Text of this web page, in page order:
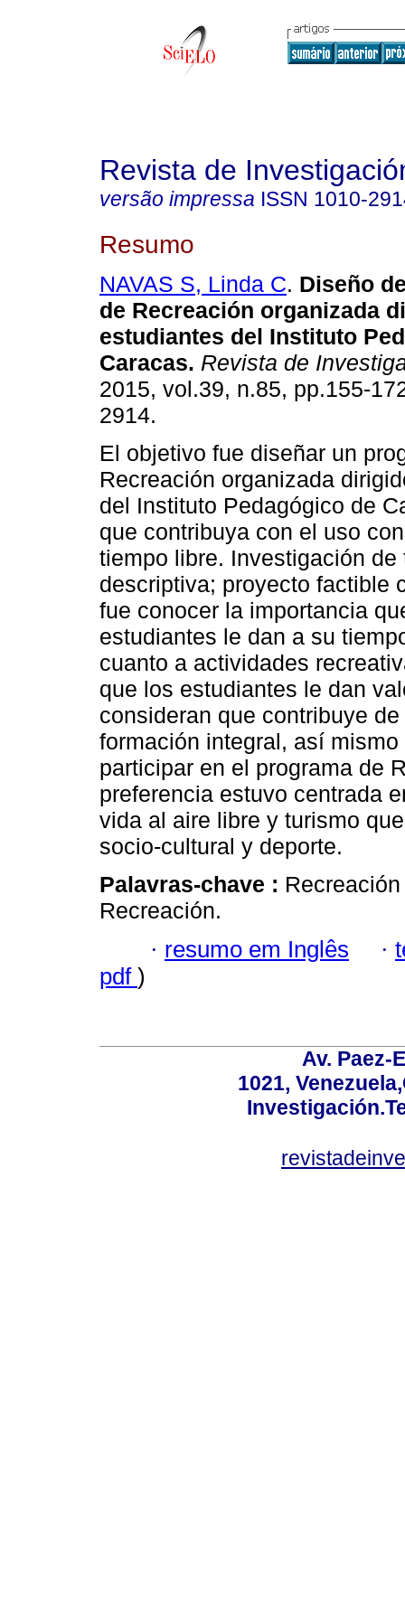
Revista de
versão impressa ISSN 1010-
Resumo
NAVAS S, Linda C. Diseño
de Recreación organizada
estudiantes del Instituto
Caracas. Revista de
2015, vol.39, n.85, pp.155-
2914.
El objetivo fue diseñar un
Recreación organizada
del Instituto Pedagógico de
que contribuya con el uso
tiempo libre. Investigación de
descriptiva; proyecto factible
fue conocer la importancia
estudiantes le dan a su
cuanto a actividades
que los estudiantes le dan
consideran que contribuye
formación integral, así
participar en el programa de
preferencia estuvo centrada
vida al aire libre y turismo
socio-cultural y deporte.
Palavras-chave :
Recreación.
· resumo em Inglês ·
pdf )
Av. Paez-
1021,